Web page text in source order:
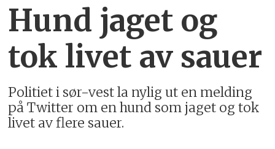
Hund jaget og
tok livet av sauer
Politiet i sør-vest la nylig ut en melding
på Twitter om en hund som jaget og tok
livet av flere sauer.